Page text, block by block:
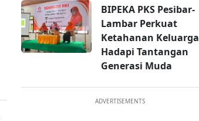
BIPEKA PKS Pesibar-
Lambar Perkuat
Ketahanan Keluarga
Hadapi Tantangan
Generasi Muda
ADVERTISEMENTS